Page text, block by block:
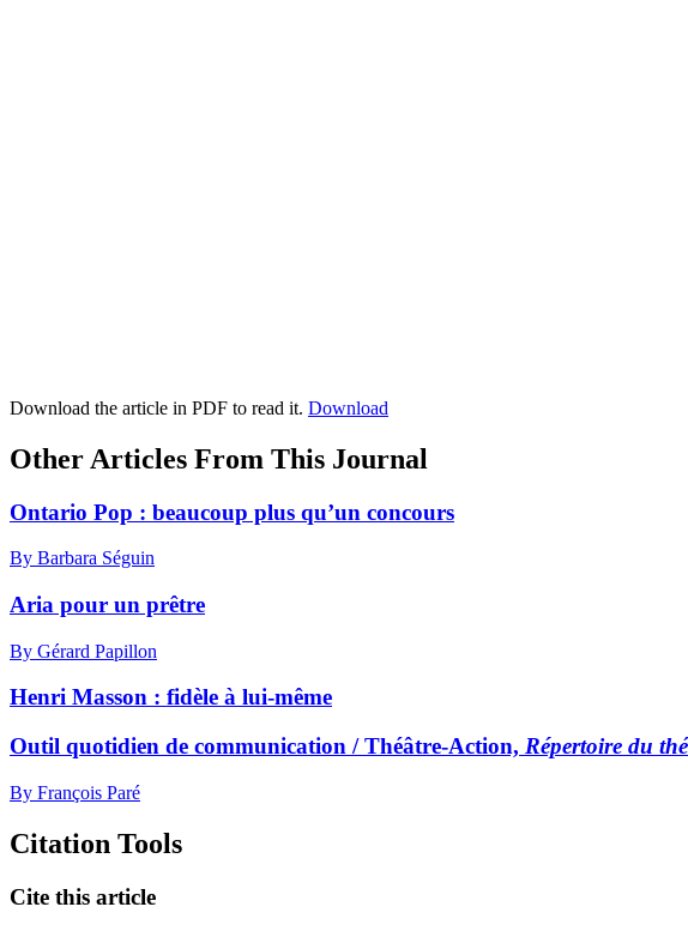
Download the article in PDF to read it. Download
Other Articles From This Journal
Ontario Pop : beaucoup plus qu’un concours
By Barbara Séguin
Aria pour un prêtre
By Gérard Papillon
Henri Masson : fidèle à lui-même
Outil quotidien de communication / Théâtre-Action, Répertoire du
By François Paré
Citation Tools
Cite this article